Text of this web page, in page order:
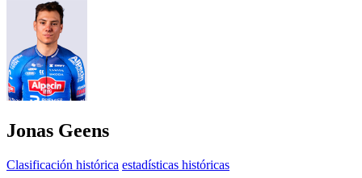
Jonas Geens
Clasificación histórica estadísticas históricas